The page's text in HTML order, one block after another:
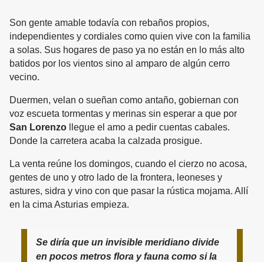
Son gente amable todavía con rebaños propios,
independientes y cordiales como quien vive con la familia
a solas. Sus hogares de paso ya no están en lo más alto
batidos por los vientos sino al amparo de algún cerro
vecino.
Duermen, velan o sueñan como antaño, gobiernan con
voz escueta tormentas y merinas sin esperar a que por
San Lorenzo llegue el amo a pedir cuentas cabales.
Donde la carretera acaba la calzada prosigue.
La venta reúne los domingos, cuando el cierzo no acosa,
gentes de uno y otro lado de la frontera, leoneses y
astures, sidra y vino con que pasar la rústica mojama. Allí
en la cima Asturias empieza.
Se diría que un invisible meridiano divide
en pocos metros flora y fauna como si la